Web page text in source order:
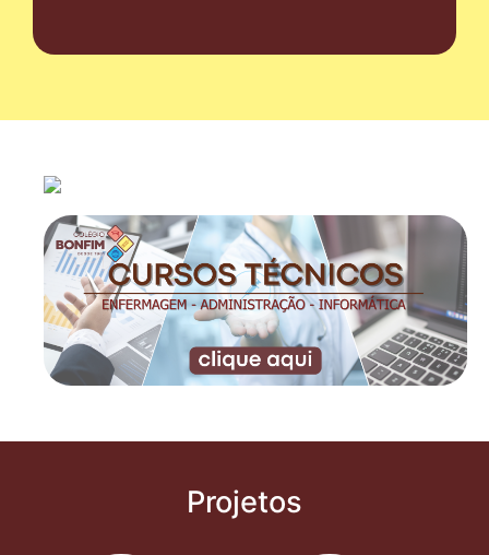
Projetos